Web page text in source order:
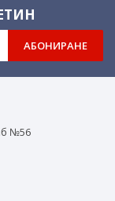
АБОНИРАНЕ
№56